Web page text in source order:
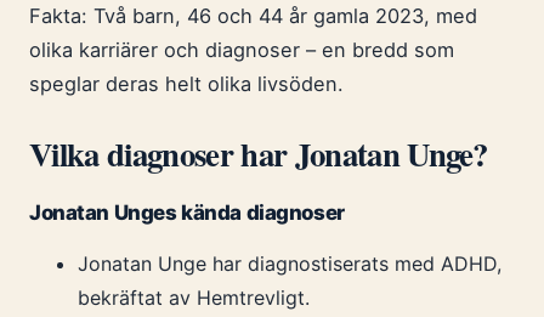
Fakta: Två barn, 46 och 44 år gamla 2023, med
olika karriärer och diagnoser – en bredd som
speglar deras helt olika livsöden.
Vilka diagnoser har Jonatan Unge?
Jonatan Unges kända diagnoser
Jonatan Unge har diagnostiserats med ADHD,
bekräftat av Hemtrevligt.